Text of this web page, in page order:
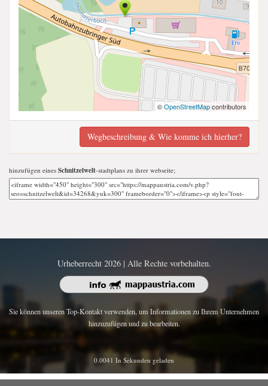
©OpenStreetMapcontributors
Wegbeschreibung & Wie komme ich hierher?
hinzufügen eines Schnitzelwelt-stadtplans zu ihrer webseite;
Urheberrecht 2026 | Alle Rechte vorbehalten.
Sie können unseren Top-Kontakt verwenden, um Informationen zu Ihrem Unternehmen
hinzuzufügen und zu bearbeiten.
0.0041 In Sekunden geladen